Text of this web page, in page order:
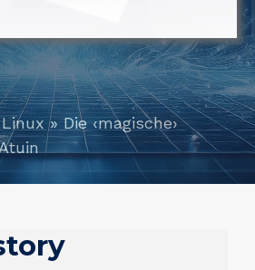
Linux»Die ‹magische›